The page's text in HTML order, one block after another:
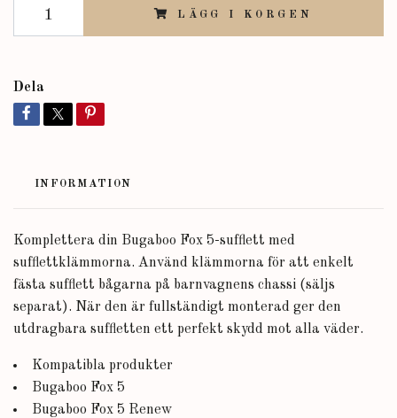
LÄGG I KORGEN
Dela
INFORMATION
Komplettera din Bugaboo Fox 5-sufflett med
sufflettklämmorna. Använd klämmorna för att enkelt
fästa sufflett bågarna på barnvagnens chassi (säljs
separat). När den är fullständigt monterad ger den
utdragbara suffletten ett perfekt skydd mot alla väder.
Kompatibla produkter
Bugaboo Fox 5
Bugaboo Fox 5 Renew